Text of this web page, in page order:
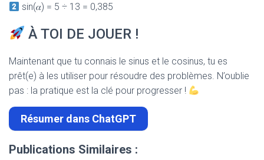
sin(𝛼) = 5 ÷ 13 = 0,385
À TOI DE JOUER !
Maintenant que tu connais le sinus et le cosinus, tu es
prêt(e) à les utiliser pour résoudre des problèmes. N’oublie
pas : la pratique est la clé pour progresser !
Résumer dans ChatGPT
Publications Similaires :